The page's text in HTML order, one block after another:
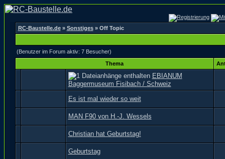
RC-Baustelle.de» Sonstiges» Off Topic
(Benutzer im Forum aktiv: 7 Besucher)
Thema
EBIANUM
Baggermuseum Fisibach / Schweiz
Es ist mal wieder so weit
MAN F90 von H.-J. Wessels
Christian hat Geburtstag!
Geburtstag